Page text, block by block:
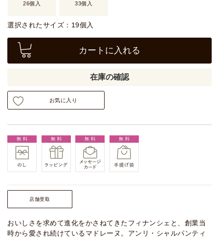
26個入 33個入
選択されたサイズ：19個入
カートに入れる
在庫の確認
お気に入り
店舗受取
おいしさを求めて進化をかさねてきたフィナンシェと、創業当
時から愛され続けているマドレーヌ。アンリ・シャルパンティ